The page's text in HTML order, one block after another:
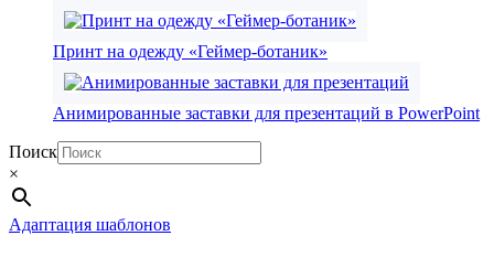
Принт на одежду «Геймер-ботаник»
Анимированные заставки для презентаций в PowerPoint
Поиск
×
Адаптация шаблонов